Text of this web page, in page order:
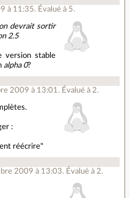
à 11:35. Évalué à 5.
devrait sortir
2.5
version stable
alpha 0?
2009 à 13:01 . Évalué à 2.
:
réécrire"
2009 à 13:03. Évalué à 2.